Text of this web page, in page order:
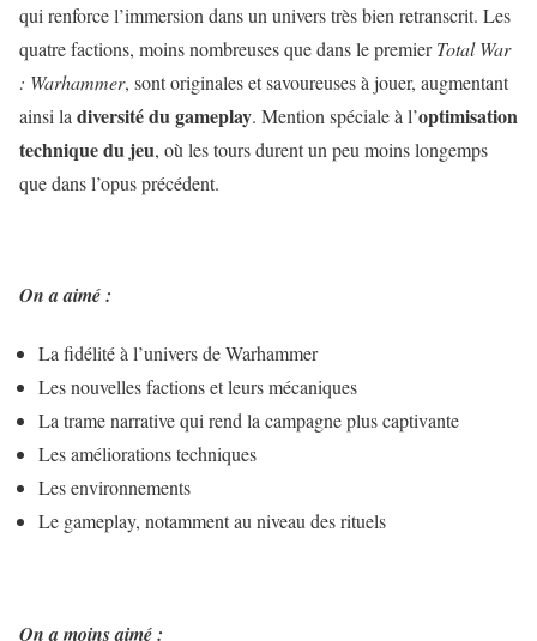
qui renforce l’immersion dans un univers très bien retranscrit. Les
quatre factions, moins nombreuses que dans le premierTotal War
: Warhammer, sont originales et savoureuses à jouer, augmentant
ainsi la diversité du gameplay. Mention spéciale à l’optimisation
technique du jeu, où les tours durent un peu moins longemps
que dans l’opus précédent.
On a aimé :
La fidélité à l’univers de Warhammer
Les nouvelles factions et leurs mécaniques
La trame narrative qui rend la campagne plus captivante
Les améliorations techniques
Les environnements
Le gameplay, notamment au niveau des rituels
On a moins aimé :